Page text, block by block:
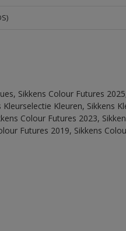
Sikkens Colour Futures
Kleuren, Sikkens
Colour Futures 2023,
Futures 2019, Sikkens